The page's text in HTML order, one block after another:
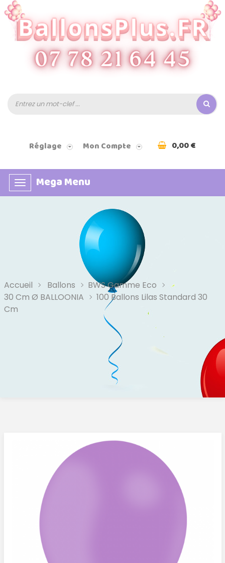
Réglage Mon Compte 0,00 €
Basculer
la
Mega Menu
Accueil Ballons
BWS Gamme Eco
30 Cm Ø BALLOONIA
100 Ballons Lilas Standard 30
Cm